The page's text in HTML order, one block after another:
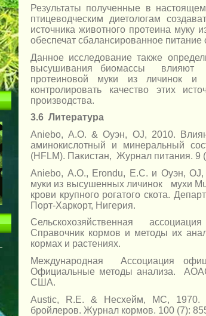
Результаты полученные в
птицеводческим диетологам
источника животного протеина
обеспечат сбалансированное питание
Данное исследование также
высушивания биомассы влияют
протеиновой муки из личинок и
контролировать качество этих
производства.
3.6 Литература
Aniebo, А.О. & Оуэн, OJ, 2010.
аминокислотный и минеральный
(HFLM). Пакистан, Журнал питания. 9
Aniebo, А.О., Erondu, Е.С. и Оуэн,
муки из высушенных личинок мухи
крови крупного рогатого скота.
Порт-Харкорт, Нигерия.
Сельскохозяйственная
Справочник кормов и методы их
кормах и растениях.
Международная Ассоциация
Официальные методы анализа.
США.
Austic, R.E. & Несхейм, MC, 1970.
бройлеров. Журнал кормов. 100 (7):